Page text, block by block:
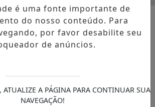
MUNICIPAIS
Marcelo Dias é
na Câmara de
é uma fonte importante de
do nosso conteúdo. Para
por favor desabilite seu
de anúncios.
ATUALIZE A PÁGINA PARA CONTINUAR SUA
NAVEGAÇÃO!